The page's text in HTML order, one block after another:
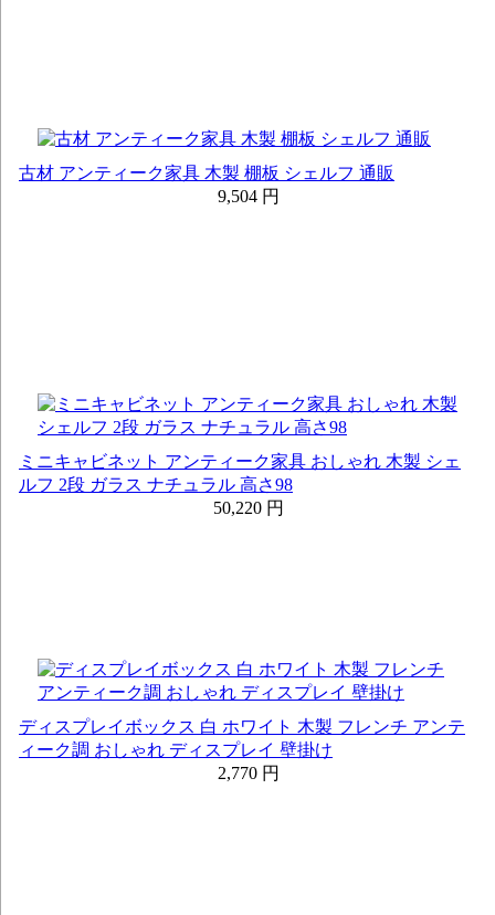
古材 アンティーク家具 木製 棚板 シェルフ 通販
9,504 円
ミニキャビネット アンティーク家具 おしゃれ 木製 シェ
ルフ 2段 ガラス ナチュラル 高さ98
50,220 円
ディスプレイボックス 白 ホワイト 木製 フレンチ アンテ
ィーク調 おしゃれ ディスプレイ 壁掛け
2,770 円